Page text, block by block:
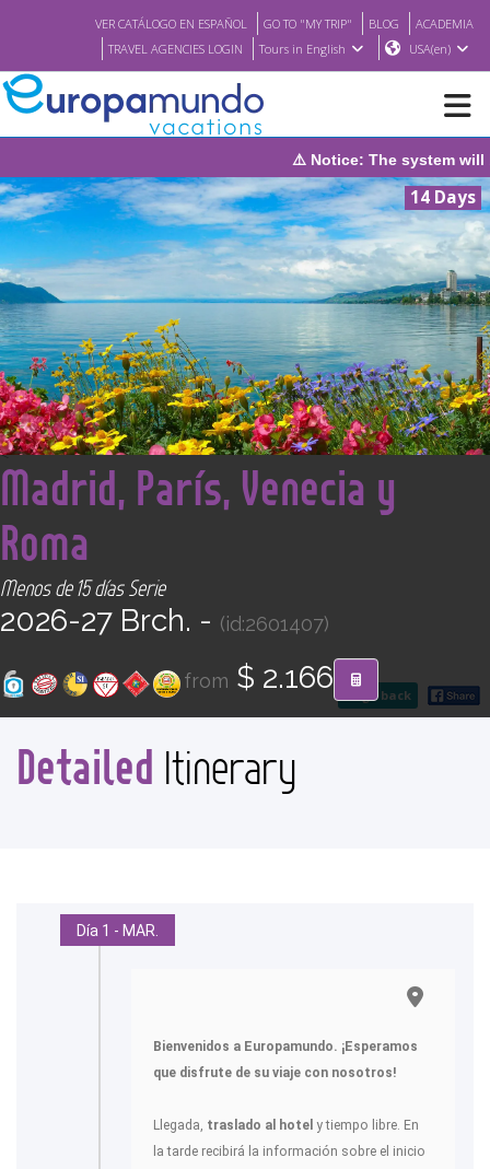
VER CATÁLOGO EN ESPAÑOL GO TO "MY TRIP" BLOG
ACADEMIA
TRAVEL AGENCIES LOGIN
Tours in English USA(en)
BROCHURE PDF
WHERE TO BUY
FEATURED
ABOUT US
CONTACT
⚠️ Notice: The system will be under
14 Days
go back
<
Madrid, París, Venecia y
Roma
Menos de 15 días Serie
2026-27 Brch. - (id:2601407)
from $ 2.166
Detailed Itinerary
Día 1 - MAR.
Bienvenidos a Europamundo. ¡Esperamos
que disfrute de su viaje con nosotros!
Llegada, traslado al hotel y tiempo libre. En
la tarde recibirá la información sobre el inicio